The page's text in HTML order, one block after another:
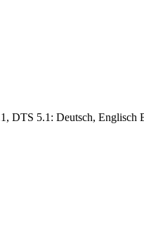
DTS 5.1: Deutsch,